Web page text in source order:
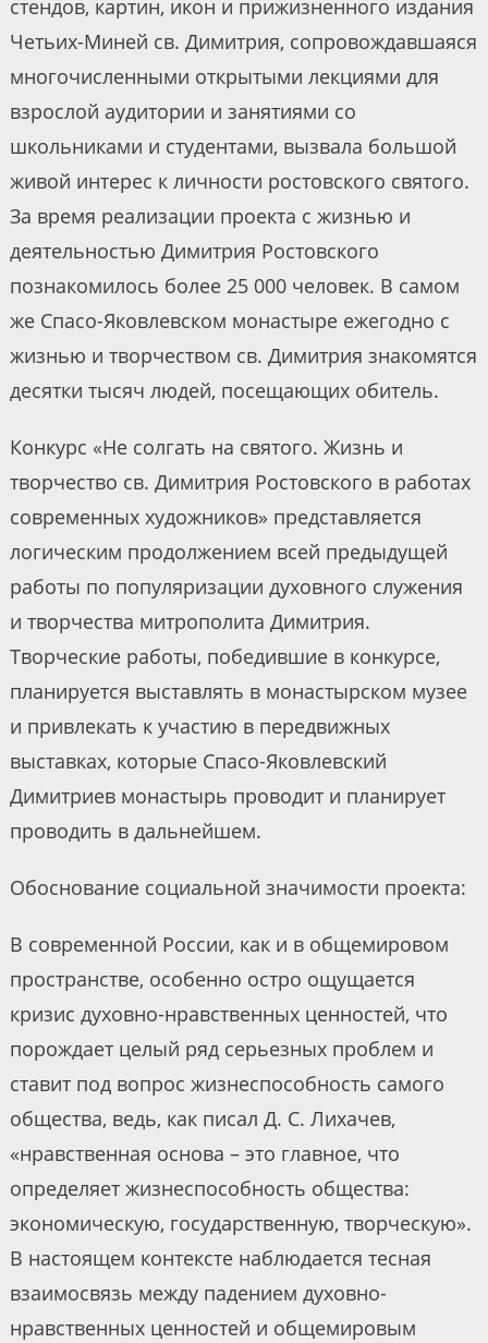
стендов, картин, икон и прижизненного издания
Четьих-Миней св. Димитрия, сопровождавшаяся
многочисленными открытыми лекциями для
взрослой аудитории и занятиями со
школьниками и студентами, вызвала большой
живой интерес к личности ростовского святого.
За время реализации проекта с жизнью и
деятельностью Димитрия Ростовского
познакомилось более 25 000 человек. В самом
же Спасо-Яковлевском монастыре ежегодно с
жизнью и творчеством св. Димитрия знакомятся
десятки тысяч людей, посещающих обитель.
Конкурс «Не солгать на святого. Жизнь и
творчество св. Димитрия Ростовского в работах
современных художников» представляется
логическим продолжением всей предыдущей
работы по популяризации духовного служения
и творчества митрополита Димитрия.
Творческие работы, победившие в конкурсе,
планируется выставлять в монастырском музее
и привлекать к участию в передвижных
выставках, которые Спасо-Яковлевский
Димитриев монастырь проводит и планирует
проводить в дальнейшем.
Обоснование социальной значимости проекта:
В современной России, как и в общемировом
пространстве, особенно остро ощущается
кризис духовно-нравственных ценностей, что
порождает целый ряд серьезных проблем и
ставит под вопрос жизнеспособность самого
общества, ведь, как писал Д. С. Лихачев,
«нравственная основа – это главное, что
определяет жизнеспособность общества:
экономическую, государственную, творческую».
В настоящем контексте наблюдается тесная
взаимосвязь между падением духовно-
нравственных ценностей и общемировым